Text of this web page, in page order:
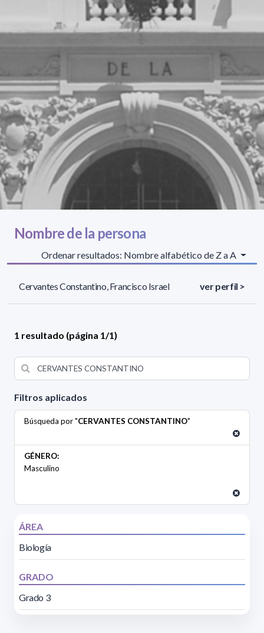
Filtros aplicados
Búsqueda por "CERVANTES CONSTANTINO"
GÉNERO:
Masculino
ÁREA
Biología
GRADO
Grado 3
Nombre de la persona
Ordenar resultados: Nombre alfabético de Z a A
Cervantes Constantino, Francisco Israel ver perfil >
1 resultado (página 1/1)